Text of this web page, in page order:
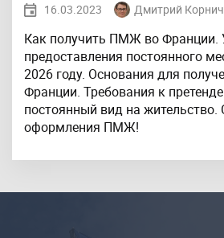
16.03.2023 Дмитрий
Как получить ПМЖ во Франции.
предоставления постоянного
2026 году. Основания для
Франции. Требования к
постоянный вид на жительство.
оформления ПМЖ!